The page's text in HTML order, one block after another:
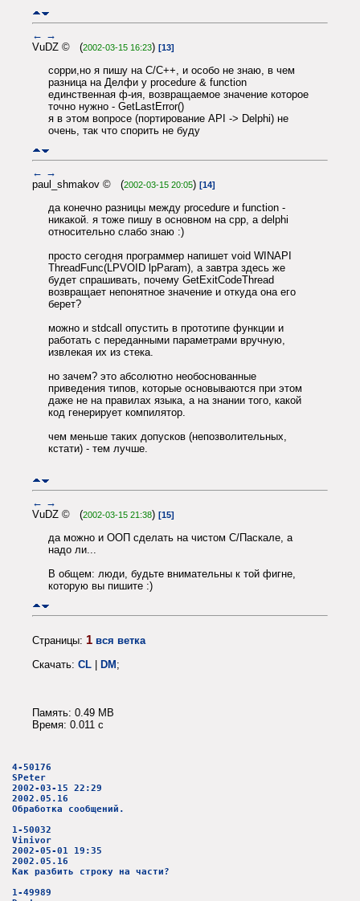
← →
VuDZ © (2002-03-15 16:23) [13]
сорри,но я пишу на С/С++, и особо не знаю, в чем
разница на Делфи у procedure & function
единственная ф-ия, возвращаемое значение которое
точно нужно - GetLastError()
я в этом вопросе (портирование API -> Delphi) не
очень, так что спорить не буду
← →
paul_shmakov © (2002-03-15 20:05) [14]
да конечно разницы между procedure и function -
никакой. я тоже пишу в основном на cpp, а delphi
относительно слабо знаю :)
просто сегодня программер напишет void WINAPI
ThreadFunc(LPVOID lpParam), а завтра здесь же
будет спрашивать, почему GetExitCodeThread
возвращает непонятное значение и откуда она его
берет?
можно и stdcall опустить в прототипе функции и
работать с переданными параметрами вручную,
извлекая их из стека.
но зачем? это абсолютно необоснованные
приведения типов, которые основываются при этом
даже не на правилах языка, а на знании того, какой
код генерирует компилятор.
чем меньше таких допусков (непозволительных,
кстати) - тем лучше.
← →
VuDZ © (2002-03-15 21:38) [15]
да можно и ООП сделать на чистом С/Паскале, а
надо ли...
В общем: люди, будьте внимательны к той фигне,
которую вы пишите :)
Страницы: 1 вся ветка
Скачать: CL DM ;
Память: 0.49 MB
Время: 0.011 c
4-50176
SPeter
2002-03-15 22:29
2002.05.16
Обработка сообщений.
1-50032
Vinivor
2002-05-01 19:35
2002.05.16
Как разбить строку на части?
1-49989